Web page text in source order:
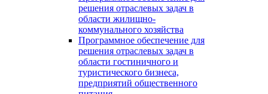
решения отраслевых задач в
области жилищно-
коммунального хозяйства
Программное обеспечение для
решения отраслевых задач в
области гостиничного и
туристического бизнеса,
предприятий общественного